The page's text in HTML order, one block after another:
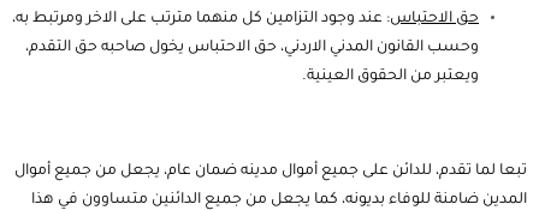
حق الاحتباس: عند وجود التزامين كل منهما مترتب على الاخر ومرتبط به،
وحسب القانون المدني الاردني، حق الاحتباس يخول صاحبه حق التقدم،
ويعتبر من الحقوق العينية.
تبعا لما تقدم، للدائن على جميع أموال مدينه ضمان عام، يجعل من جميع أموال
المدين ضامنة للوفاء بديونه، كما يجعل من جميع الدائنين متساوون في هذا